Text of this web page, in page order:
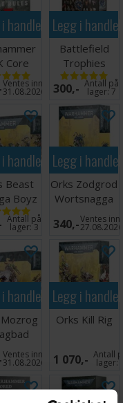
handlekurven
Core
Ventes inn
31.08.2026
Legg i
Battlefield
Trophies
300,- Antall på
lager:7
handlekurven
Beast
Boyz
Antall på
lager:3
Legg i
Orks Zodgrod
Wortsnagga
340,-Ventes inn
27.08.2026
handlekurven
Ventes inn
31.08.2026
Legg i
Orks Kill Rig
1 070,- Antall
lager: